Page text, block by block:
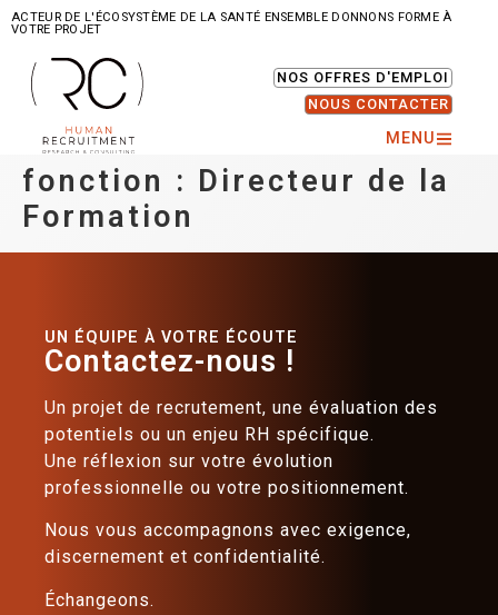
ACTEUR DE L'ÉCOSYSTÈME DE LA SANTÉ ENSEMBLE DONNONS FORME À
VOTRE PROJET
NOS OFFRES D'EMPLOI
NOUS CONTACTER
MENU
fonction : Directeur de la
Formation
UN ÉQUIPE À VOTRE ÉCOUTE
Contactez-nous !
Un projet de recrutement, une évaluation des
potentiels ou un enjeu RH spécifique.
Une réflexion sur votre évolution
professionnelle ou votre positionnement.
Nous vous accompagnons avec exigence,
discernement et confidentialité.
Échangeons.